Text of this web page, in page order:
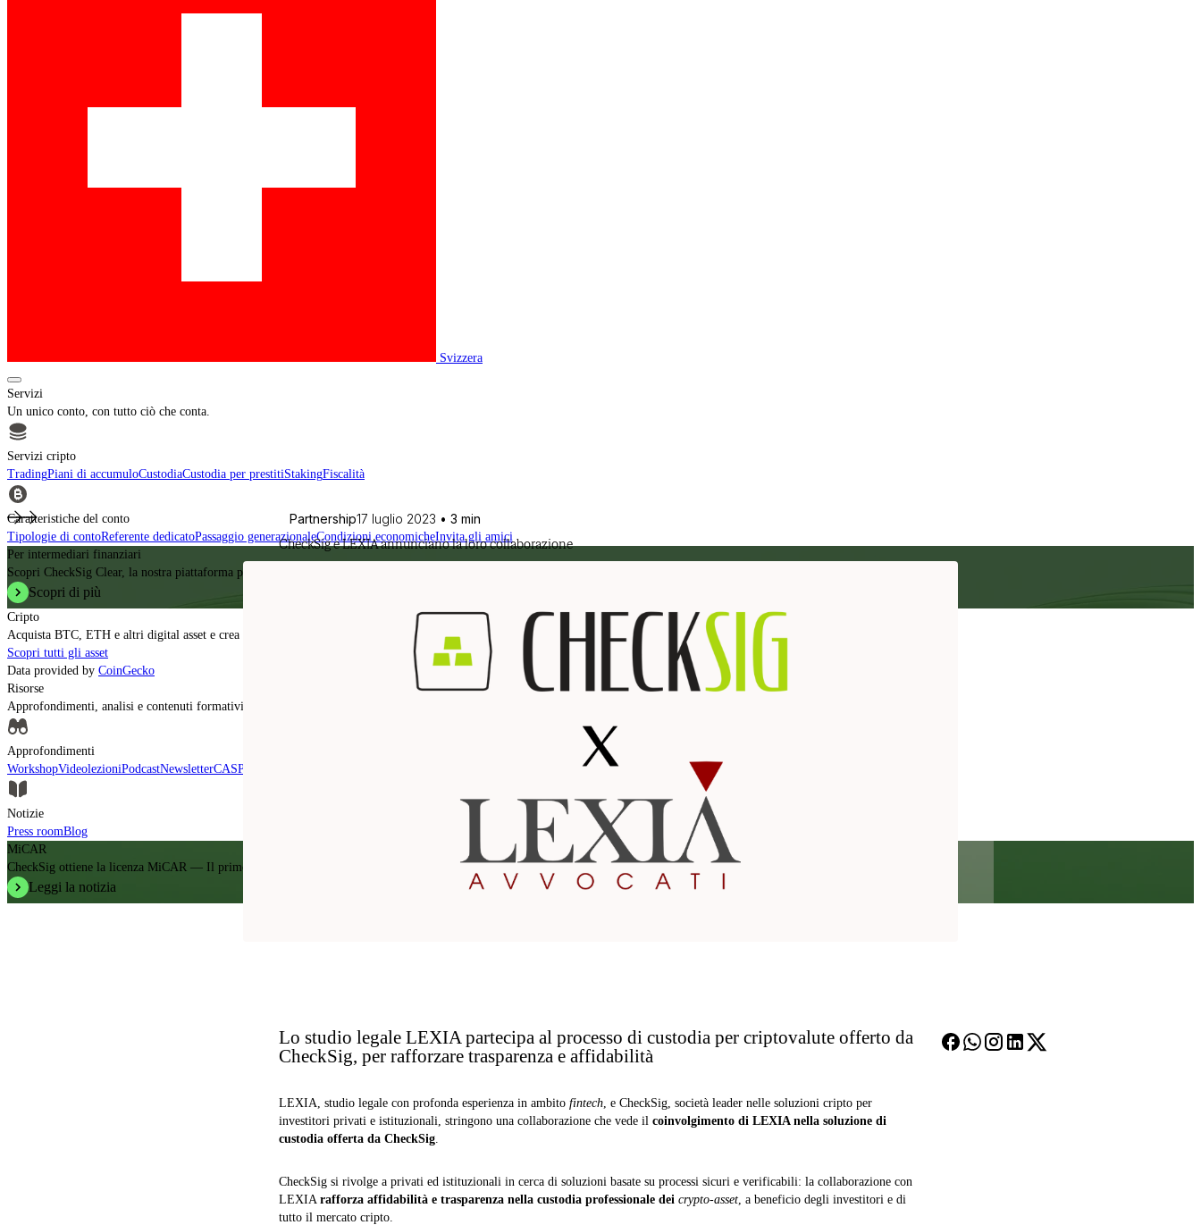
Svizzera
Servizi
Un unico conto, con tutto ciò che conta.
Servizi cripto
TradingPiani di accumuloCustodiaCustodia per prestitiStakingFiscalità
Caratteristiche del conto
Tipologie di contoReferente dedicatoPassaggio generazionaleCondizioni economicheInvita gli amici
Per intermediari finanziari
Scopri CheckSig Clear, la nostra piattaforma per intermediari finanziari.
Scopri di più
Cripto
Acquista BTC, ETH e altri digital asset e crea il tuo portafoglio con un approccio professionale.
Scopri tutti gli asset
Data provided by CoinGecko
Risorse
Approfondimenti, analisi e contenuti formativi per comprendere in modo autorevole l'evoluzione del settore.
Approfondimenti
WorkshopVideolezioniPodcastNewsletterCASP autorizzati
Notizie
Press roomBlog
MiCAR
CheckSig ottiene la licenza MiCAR — Il primo operatore cripto in Italia.
Leggi la notizia
Partnership17 luglio 2023 • 3 min
CheckSig e LEXIA annunciano la loro collaborazione
Lo studio legale LEXIA partecipa al processo di custodia per criptovalute offerto da
CheckSig, per rafforzare trasparenza e affidabilità
LEXIA, studio legale con profonda esperienza in ambito fintech , e CheckSig, società leader nelle soluzioni cripto per
investitori privati e istituzionali, stringono una collaborazione che vede il coinvolgimento di LEXIA nella soluzione di
custodia offerta da CheckSig
CheckSig si rivolge a privati ed istituzionali in cerca di soluzioni basate su processi sicuri e verificabili: la collaborazione con
LEXIA rafforza affidabilità e trasparenza nella custodia professionale dei crypto-asset , a beneficio degli investitori e di
tutto il mercato cripto.